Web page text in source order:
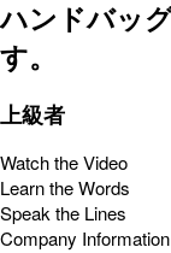
ハンドバッ
す。
上級者
Watch the Video
Learn the Words
Speak the Lines
Company Information